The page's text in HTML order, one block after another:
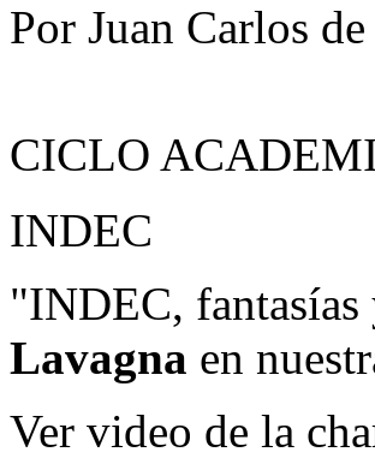
Por Juan Carlos
CICLO
INDEC
"INDEC,
Lavagna en
Ver video de la